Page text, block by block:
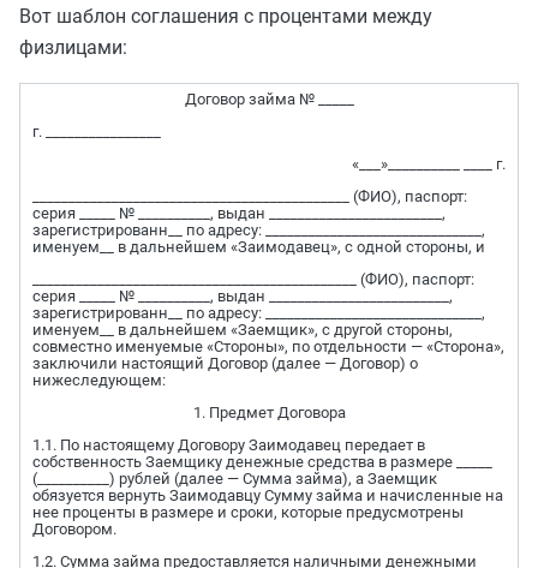
Вот шаблон соглашения с процентами между
физлицами:
Договор займа № _____
г. ________________
«___»__________ ____ г.
____________________________________________ (ФИО), паспорт:
серия _____ № __________, выдан ________________________,
зарегистрированн__ по адресу: ______________________________,
именуем__ в дальнейшем «Заимодавец», с одной стороны, и
_____________________________________________ (ФИО), паспорт:
серия _____ № __________, выдан _________________________,
зарегистрированн__ по адресу: ______________________________,
именуем__ в дальнейшем «Заемщик», с другой стороны,
совместно именуемые «Стороны», по отдельности — «Сторона»,
заключили настоящий Договор (далее — Договор) о
нижеследующем:
1. Предмет Договора
1.1. По настоящему Договору Заимодавец передает в
собственность Заемщику денежные средства в размере _____
(__________) рублей (далее — Сумма займа), а Заемщик
обязуется вернуть Заимодавцу Сумму займа и начисленные на
нее проценты в размере и сроки, которые предусмотрены
Договором.
1.2. Сумма займа предоставляется наличными денежными